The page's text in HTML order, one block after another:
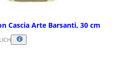
Cascia Arte Barsanti, 30 cm